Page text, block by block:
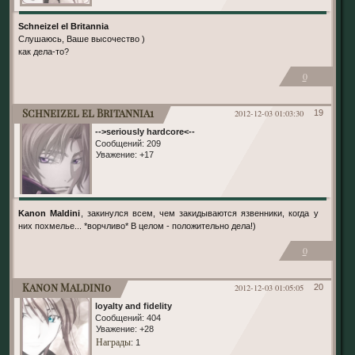
Schneizel el Britannia
Слушаюсь, Ваше высочество )
как дела-то?
0
19
2012-12-03 01:03:30
Schneizel el Britannia1
-->seriously hardcore<--
Сообщений: 209
Уважение: +17
Kanon Maldini , закинулся всем, чем закидываются язвенники, когда у
них похмелье... *ворчливо* В целом - положительно дела!)
0
20
2012-12-03 01:05:05
Kanon Maldini0
loyalty and fidelity
Сообщений: 404
Уважение: +28
Награды: 1